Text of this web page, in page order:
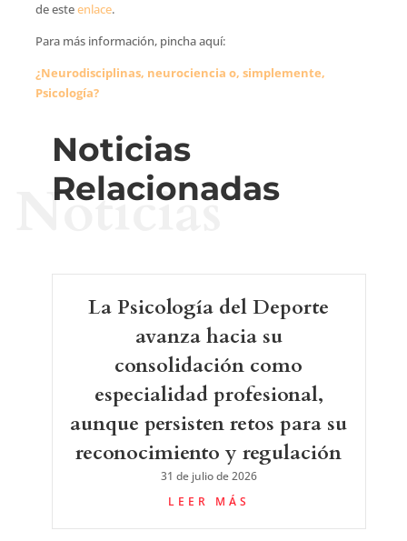
de esteenlace.
Para más información, pincha aquí:
¿Neurodisciplinas, neurociencia o, simplemente,
Psicología?
Noticias
Relacionadas
Noticias
La Psicología del Deporte
avanza hacia su
consolidación como
especialidad profesional,
aunque persisten retos para su
reconocimiento y regulación
31 de julio de 2026
LEER MÁS